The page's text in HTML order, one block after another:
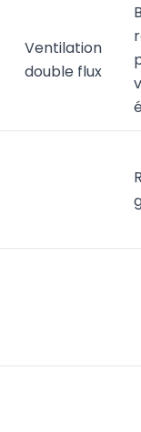
Ventilation
double flux